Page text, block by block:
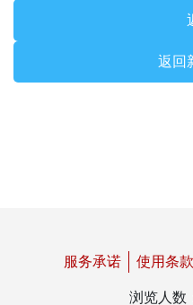
返回
服务承诺 使用条款
浏览人数